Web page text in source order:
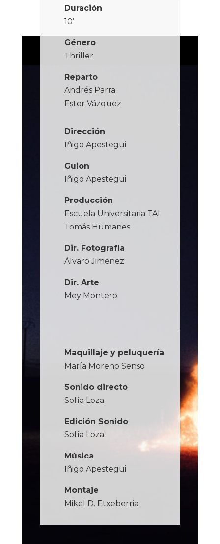
Duración
10’
Género
Thriller
Reparto
Andrés Parra
Ester Vázquez
Dirección
Iñigo Apestegui
Guion
Iñigo Apestegui
Producción
Escuela Universitaria TAI
Tomás Humanes
Dir. Fotografía
Álvaro Jiménez
Dir. Arte
Mey Montero
Maquillaje y peluquería
María Moreno Senso
Sonido directo
Sofía Loza
Edición Sonido
Sofía Loza
Música
Iñigo Apestegui
Montaje
Mikel D. Etxeberria